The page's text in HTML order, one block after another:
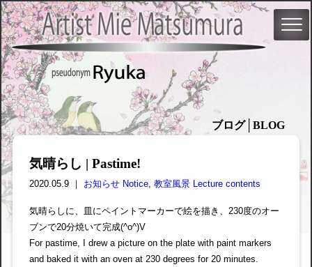
ブログ│BLOG
気晴らし | Pastime!
2020.05.9 ｜ お知らせ Notice, 教室風景 Lecture contents
気晴らしに、皿にペイントマーカーで絵を描き、230度のオー
ブンで20分焼いて完成(^o^)V
For pastime, I drew a picture on the plate with paint markers
and baked it with an oven at 230 degrees for 20 minutes.